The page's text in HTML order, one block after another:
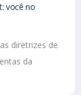
você no
diretrizes de
da